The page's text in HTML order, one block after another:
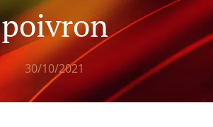
poivron
30/10/2021